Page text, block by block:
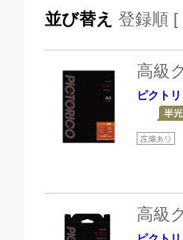
並び替え 登録順 [
高級
ピクト
高級